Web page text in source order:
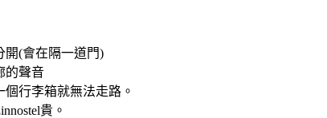
開(會在隔一道門)
的聲音
行李箱就無法走路。
貴。